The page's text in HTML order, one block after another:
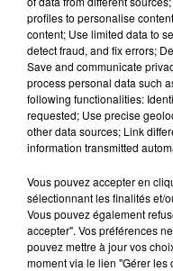
Ferrari, Alpine et,
effectuait son 117e
"boucles"de retard, les
Peugeot et la
Earl Bamber était
-3'26''370- sur la
l'instant, de
de cette édition 2026
dans des conditions
particulièrement
mais aussi pour les
qui vont et viennent
profiles to personalise
content; Use limited data to
detect fraud, and fix errors;
Save and communicate
process personal data such
following functionalities:
requested; Use precise
other data sources; Link
information transmitted
Vous pouvez accepter en
sélectionnant les finalités et/
Vous pouvez également
accepter". Vos préférences
pouvez mettre à jour vos
moment via le lien "Gérer